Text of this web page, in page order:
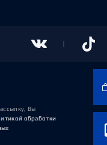
Вы
обработки